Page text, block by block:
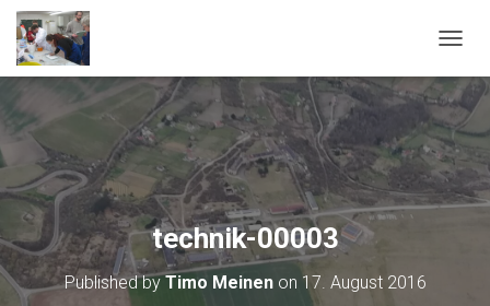
O
G
L
E
N
A
technik-00003
Published byTimo Meinenon 17. August 2016